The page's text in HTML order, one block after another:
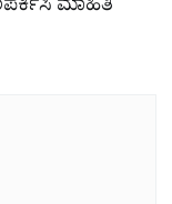
ಮಾಹಿತಿ